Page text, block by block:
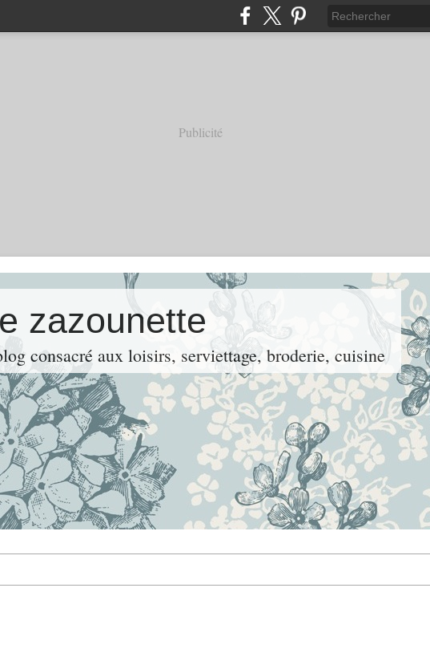
Publicité
zazounette
consacré aux loisirs, serviettage, broderie, cuisine